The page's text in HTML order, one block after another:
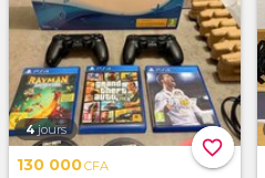
favorite_border
4 jours
130 000CFA